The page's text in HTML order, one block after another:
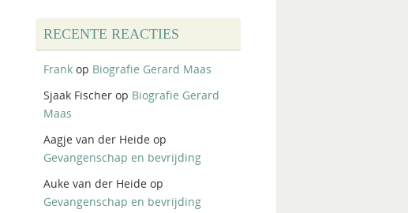
RECENTE REACTIES
Frank op Biografie Gerard Maas
Sjaak Fischer op Biografie Gerard
Maas
Aagje van der Heide op
Gevangenschap en bevrijding
Auke van der Heide op
Gevangenschap en bevrijding